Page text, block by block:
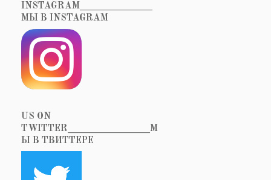
INSTAGRAM_______________
МЫ В INSTAGRAM
US ON
TWITTER_________________М
Ы В ТВИТТЕРЕ